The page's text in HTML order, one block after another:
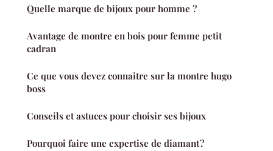
Quelle marque de bijoux pour homme ?
Avantage de montre en bois pour femme petit
cadran
Ce que vous devez connaitre sur la montre hugo
boss
Conseils et astuces pour choisir ses bijoux
Pourquoi faire une expertise de diamant ?